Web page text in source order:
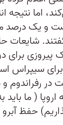
اما نتیجه
و یک درصد
شایعات
پیروزی برای
برای سیپراس
در رفراندوم
( ما باید
حفظ